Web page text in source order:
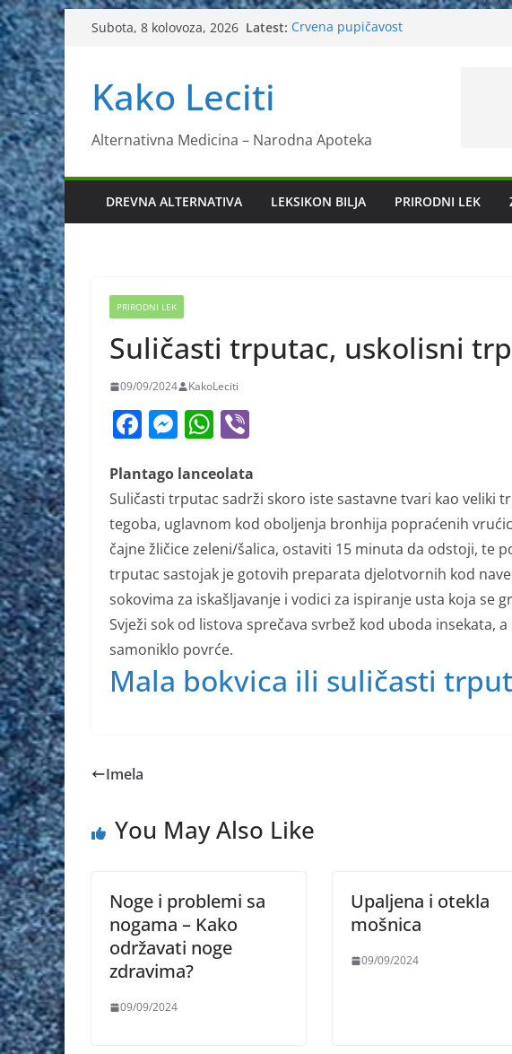
Skip
to
content
Subota, 8 kolovoza, 2026 Latest: Crvena pupičavost
Kako Leciti
Alternativna Medicina – Narodna Apoteka
DREVNA ALTERNATIVA LEKSIKON BILJA PRIRODNI LEK
PRIRODNI LEK
Suličasti trputac, uskolisni
09/09/2024 KakoLeciti
F
c
e
b
o
o
k
M
ss
e
n
g
er
W
at
s
A
p
p
er
Plantago lanceolata
Suličasti trputac sadrži skoro iste sastavne tvari kao veliki
tegoba, uglavnom kod oboljenja bronhija popraćenih
čajne žličice zeleni/šalica, ostaviti 15 minuta da odstoji, te
trputac sastojak je gotovih preparata djelotvornih kod
sokovima za iskašljavanje i vodici za ispiranje usta koja se
Svježi sok od listova sprečava svrbež kod uboda insekata,
samoniklo povrće.
Mala bokvica ili suličasti
Imela
You May Also Like
Noge i problemi sa
nogama – Kako
održavati noge
zdravima?
09/09/2024
Upaljena i otekla
mošnica
09/09/2024